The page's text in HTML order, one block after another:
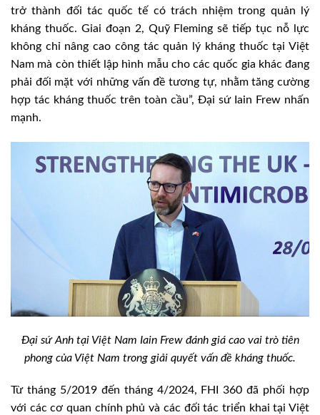
trở thành đối tác quốc tế có trách nhiệm trong quản lý
kháng thuốc. Giai đoạn 2, Quỹ Fleming sẽ tiếp tục nỗ lực
không chỉ nâng cao công tác quản lý kháng thuốc tại Việt
Nam mà còn thiết lập hình mẫu cho các quốc gia khác đang
phải đối mặt với những vấn đề tương tự, nhằm tăng cường
hợp tác kháng thuốc trên toàn cầu”, Đại sứ Iain Frew nhấn
mạnh.
Đại sứ Anh tại Việt Nam Iain Frew đánh giá cao vai trò tiên
phong của Việt Nam trong giải quyết vấn đề kháng thuốc.
Từ tháng 5/2019 đến tháng 4/2024, FHI 360 đã phối hợp
với các cơ quan chính phủ và các đối tác triển khai tại Việt